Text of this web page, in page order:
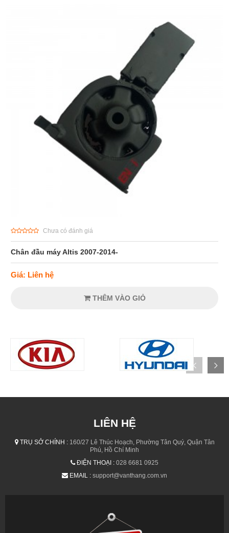
Chưa có đánh giá
Chân đầu máy Altis 2007-2014-
Giá: Liên hệ
THÊM VÀO GIỎ
LIÊN HỆ
TRỤ SỞ CHÍNH :160/27 Lê Thúc Hoạch, Phường Tân Quý, Quận Tân
Phú, Hồ Chí Minh
ĐIỆN THOẠI : 028 6681 0925
EMAIL : support@vanthang.com.vn